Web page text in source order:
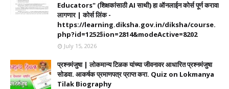
Educators" (शिक्षकांसाठी AI साथी) हा ऑनलाईन कोर्स पूर्ण करावा
लागणार | कोर्स लिंक -
https://learning.diksha.gov.in/diksha/course.
php?id=1252§ion=2814&modeActive=8202
July 15, 2026
प्रश्नमंजुषा | लोकमान्य टिळक यांच्या जीवनावर आधारित प्रश्नमंजुषा
सोडवा. आकर्षक प्रमाणपत्र प्राप्त करा. Quiz on Lokmanya
Tilak Biography